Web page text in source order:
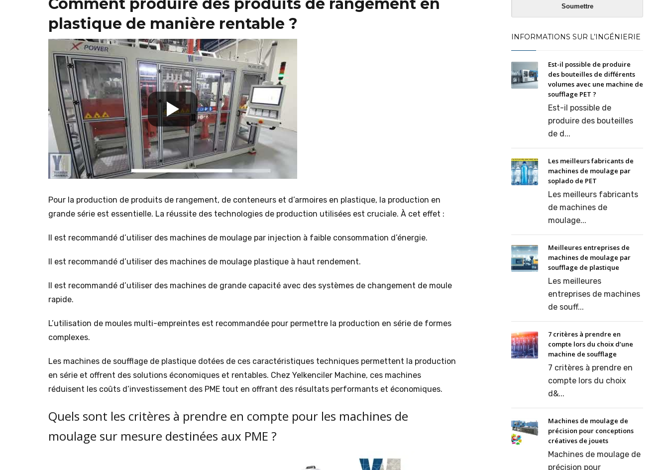
plastique de manière rentable ?
Pour la production de produits de rangement, de conteneurs et d’armoires en plastique, la production en
grande série est essentielle. La réussite des technologies de production utilisées est cruciale. À cet effet :
Il est recommandé d’utiliser des machines de moulage par injection à faible consommation d’énergie.
Il est recommandé d’utiliser des machines de moulage plastique à haut rendement.
Il est recommandé d’utiliser des machines de grande capacité avec des systèmes de changement de moule
rapide.
L’utilisation de moules multi-empreintes est recommandée pour permettre la production en série de formes
complexes.
Les machines de soufflage de plastique dotées de ces caractéristiques techniques permettent la production
en série et offrent des solutions économiques et rentables. Chez Yelkenciler Machine, ces machines
réduisent les coûts d’investissement des PME tout en offrant des résultats performants et économiques.
Quels sont les critères à prendre en compte pour les machines de
moulage sur mesure destinées aux PME ?
INFORMATIONS SUR L’INGÉNIERIE
Est-il possible de produire
des bouteilles de différents
volumes avec une machine de
soufflage PET ?
Est-il possible de
produire des bouteilles
de d...
Les meilleurs fabricants de
machines de moulage par
soplado de PET
Les meilleurs fabricants
de machines de
moulage...
Meilleures entreprises de
machines de moulage par
soufflage de plastique
Les meilleures
entreprises de machines
de souff...
7 critères à prendre en
compte lors du choix d’une
machine de soufflage
7 critères à prendre en
compte lors du choix
d&...
Machines de moulage de
précision pour conceptions
créatives de jouets
Machines de moulage de
précision pour